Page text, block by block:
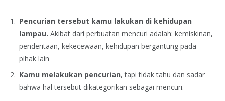
Pencurian tersebut kamu lakukan di kehidupan
lampau. Akibat dari perbuatan mencuri adalah: kemiskinan,
penderitaan, kekecewaan, kehidupan bergantung pada
pihak lain
Kamu melakukan pencurian, tapi tidak tahu dan sadar
bahwa hal tersebut dikategorikan sebagai mencuri.